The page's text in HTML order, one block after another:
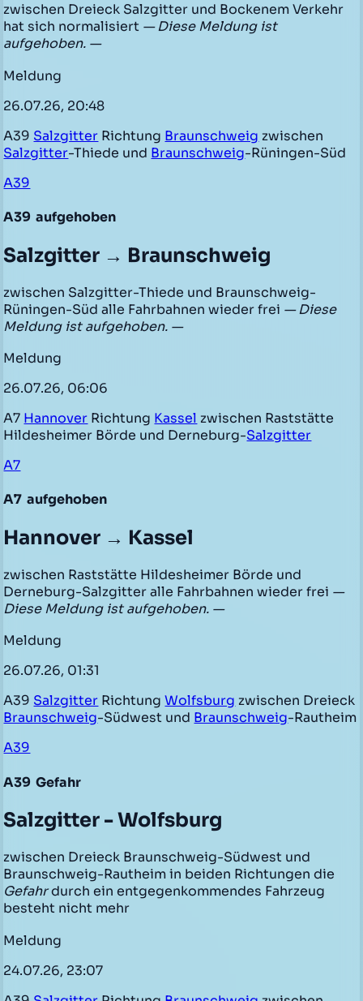
zwischen Dreieck Salzgitter und Bockenem Verkehr
hat sich normalisiert — Diese Meldung ist
aufgehoben. —
Meldung
26.07.26, 20:48
A39 Salzgitter Richtung Braunschweig zwischen
Salzgitter-Thiede und Braunschweig-Rüningen-Süd
A39
A39 aufgehoben
Salzgitter → Braunschweig
zwischen Salzgitter-Thiede und Braunschweig-
Rüningen-Süd alle Fahrbahnen wieder frei — Diese
Meldung ist aufgehoben. —
Meldung
26.07.26, 06:06
A7 Hannover Richtung Kassel zwischen Raststätte
Hildesheimer Börde und Derneburg-Salzgitter
A7
A7 aufgehoben
Hannover → Kassel
zwischen Raststätte Hildesheimer Börde und
Derneburg-Salzgitter alle Fahrbahnen wieder frei —
Diese Meldung ist aufgehoben. —
Meldung
26.07.26, 01:31
A39 Salzgitter RichtungWolfsburg zwischen Dreieck
Braunschweig-Südwest und Braunschweig-Rautheim
A39
A39 Gefahr
Salzgitter - Wolfsburg
zwischen Dreieck Braunschweig-Südwest und
Braunschweig-Rautheim in beiden Richtungen die
Gefahrdurch ein entgegenkommendes Fahrzeug
besteht nicht mehr
Meldung
24.07.26, 23:07